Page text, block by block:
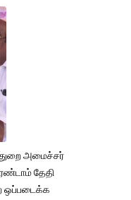
அமைச்சர்
தேதி
ஒப்படைக்க